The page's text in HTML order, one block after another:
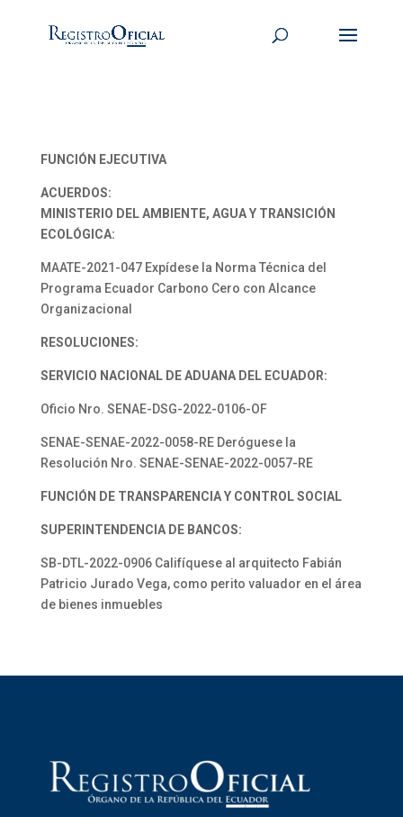
FUNCIÓN EJECUTIVA
ACUERDOS:
MINISTERIO DEL AMBIENTE, AGUA Y TRANSICIÓN
ECOLÓGICA:
MAATE-2021-047 Expídese la Norma Técnica del
Programa Ecuador Carbono Cero con Alcance
Organizacional
RESOLUCIONES:
SERVICIO NACIONAL DE ADUANA DEL ECUADOR:
Oficio Nro. SENAE-DSG-2022-0106-OF
SENAE-SENAE-2022-0058-RE Deróguese la
Resolución Nro. SENAE-SENAE-2022-0057-RE
FUNCIÓN DE TRANSPARENCIA Y CONTROL SOCIAL
SUPERINTENDENCIA DE BANCOS:
SB-DTL-2022-0906 Califíquese al arquitecto Fabián
Patricio Jurado Vega, como perito valuador en el área
de bienes inmuebles